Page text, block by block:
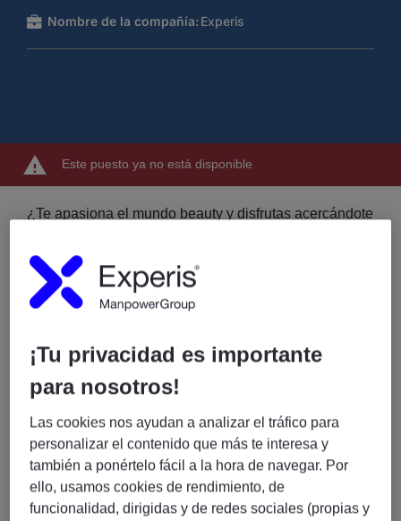
Nombre de la compañía: Experis
Este puesto ya no está disponible
¿Te apasiona el mundo beauty y disfrutas acercándote
a una empresa líder en el sector cosmético, donde
cada día vivirás experiencias únicas.
✅ Lo que disfrutarás
Eventos continuos
: participarás en campañas y
lanzamientos exclusivos.
Ambiente cercano
humano y motivador.
Aprendizaje constante: descubrirás las últimas
tendencias en cosmética y skincare.
Marca líder: trabajarás con productos
reconocidos internacionalmente.
¡Tu privacidad es importante
para nosotros!
Las cookies nos ayudan a analizar el tráfico para
personalizar el contenido que más te interesa y
también a ponértelo fácil a la hora de navegar. Por
ello, usamos cookies de rendimiento, de
funcionalidad, dirigidas y de redes sociales (propias y